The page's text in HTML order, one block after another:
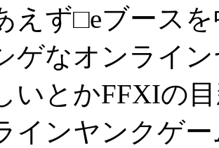
えず□eブース
ゲなオンライ
いとかFFXIの
インヤンクゲ